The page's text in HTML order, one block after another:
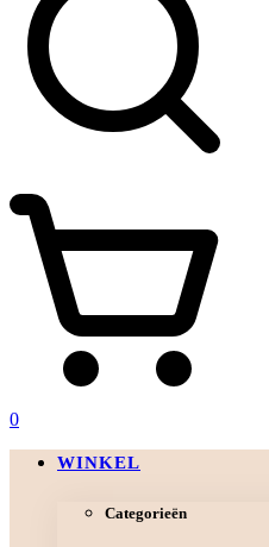
0
WINKEL
Categorieën